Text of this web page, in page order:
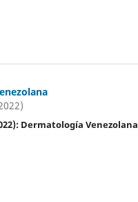
Dermatología Venezolana